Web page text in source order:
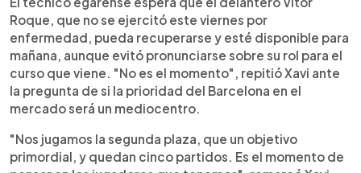
Roque, que no se ejercitó este viernes por
enfermedad, pueda recuperarse y esté disponible para
mañana, aunque evitó pronunciarse sobre su rol para el
curso que viene. "No es el momento", repitió Xavi ante
la pregunta de si la prioridad del Barcelona en el
mercado será un mediocentro.
"Nos jugamos la segunda plaza, que un objetivo
primordial, y quedan cinco partidos. Es el momento de